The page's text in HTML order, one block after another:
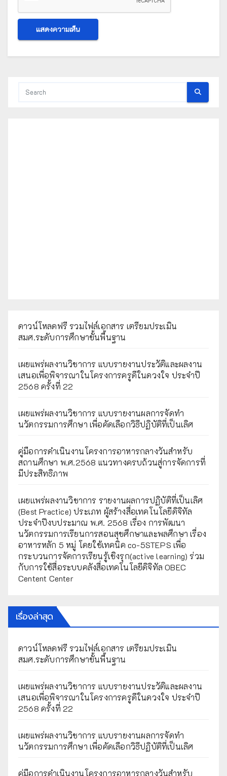
ดาวน์โหลดฟรี รวมไฟล์เอกสาร เตรียมประเมิน
สมศ.ระดับการศึกษาขั้นพื้นฐาน
เผยแพร่ผลงานวิชาการ แบบรายงานประวัติและผลงาน
เสนอเพื่อพิจารณาในโครงการครูดีในดวงใจ ประจำปี
2568 ครั้งที่ 22
เผยแพร่ผลงานวิชาการ แบบรายงานผลการจัดทำ
นวัตกรรมการศึกษา เพื่อคัดเลือกวิธีปฏิบัติที่เป็นเลิศ
คู่มือการดำเนินงานโครงการอาหารกลางวันสำหรับ
สถานศึกษา พ.ศ.2568 แนวทางครบถ้วนสู่การจัดการที่
มีประสิทธิภาพ
เผยเเพร่ผลงานวิชาการ รายงานผลการปฏิบัติที่เป็นเลิศ
(Best Practice) ประเภท ผู้สร้างสื่อเทคโนโลยีดิจิทัล
ประจำปีงบประมาณ พ.ศ. 2568 เรื่อง การพัฒนา
นวัตกรรมการเรียนการสอนสุขศึกษาและพลศึกษา เรื่อง
อาหารหลัก 5 หมู่ โดยใช้เทคนิค co-5STEPS เพื่อ
กระบวนการจัดการเรียนรู้เชิงรุก(active learning) ร่วม
กับการใช้สื่อระบบคลังสื่อเทคโนโลยีดิจิทัล OBEC
Centent Center
เรื่องล่าสุด
ดาวน์โหลดฟรี รวมไฟล์เอกสาร เตรียมประเมิน
สมศ.ระดับการศึกษาขั้นพื้นฐาน
เผยแพร่ผลงานวิชาการ แบบรายงานประวัติและผลงาน
เสนอเพื่อพิจารณาในโครงการครูดีในดวงใจ ประจำปี
2568 ครั้งที่ 22
เผยแพร่ผลงานวิชาการ แบบรายงานผลการจัดทำ
นวัตกรรมการศึกษา เพื่อคัดเลือกวิธีปฏิบัติที่เป็นเลิศ
คู่มือการดำเนินงานโครงการอาหารกลางวันสำหรับ